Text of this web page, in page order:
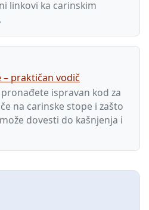
linkovi ka carinskim
– praktičan vodič
ispravan kod za
na carinske stope i zašto
dovesti do kašnjenja i